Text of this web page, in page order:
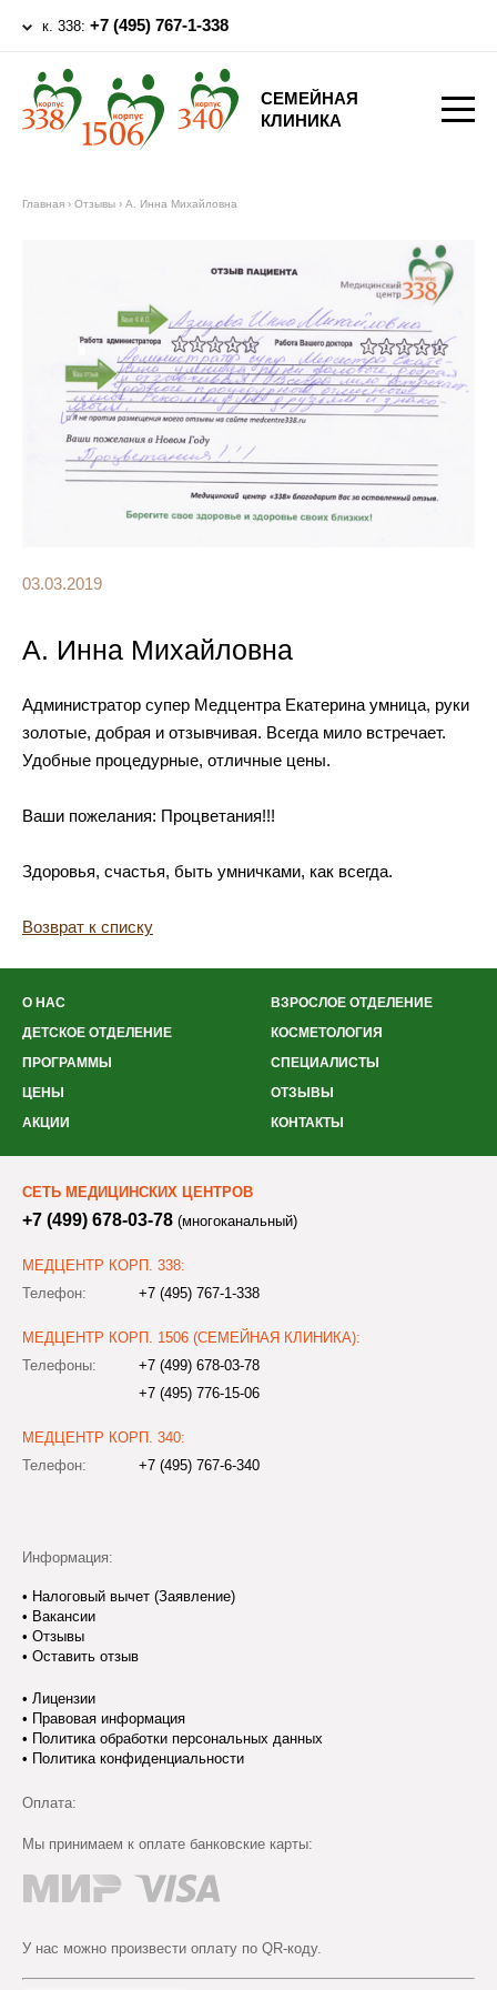
к. 338: +7 (495) 767-1-338
СЕМЕЙНАЯ
КЛИНИКА
Главная › Отзывы › А. Инна Михайловна
03.03.2019
А. Инна Михайловна
Администратор супер Медцентра Екатерина умница, руки
золотые, добрая и отзывчивая. Всегда мило встречает.
Удобные процедурные, отличные цены.
Ваши пожелания: Процветания!!!
Здоровья, счастья, быть умничками, как всегда.
Возврат к списку
О НАС
ВЗРОСЛОЕ ОТДЕЛЕНИЕ
ДЕТСКОЕ ОТДЕЛЕНИЕ
КОСМЕТОЛОГИЯ
ПРОГРАММЫ
СПЕЦИАЛИСТЫ
ЦЕНЫ
ОТЗЫВЫ
АКЦИИ
КОНТАКТЫ
СЕТЬ МЕДИЦИНСКИХ ЦЕНТРОВ
+7 (499) 678-03-78 (многоканальный)
МЕДЦЕНТР КОРП. 338:
Телефон:
+7 (495) 767-1-338
МЕДЦЕНТР КОРП. 1506 (СЕМЕЙНАЯ КЛИНИКА):
Телефоны:
+7 (499) 678-03-78
+7 (495) 776-15-06
МЕДЦЕНТР КОРП. 340:
Телефон:
+7 (495) 767-6-340
Информация:
• Налоговый вычет (Заявление)
• Вакансии
• Отзывы
• Оставить отзыв
• Лицензии
• Правовая информация
• Политика обработки персональных данных
• Политика конфиденциальности
Оплата:
Мы принимаем к оплате банковские карты:
У нас можно произвести оплату по QR-коду.